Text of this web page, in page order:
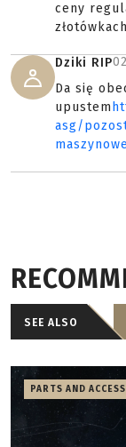
ceny
Dziki RIP
Da się
upustem
asg/
SEE ALSO
PARTS AND